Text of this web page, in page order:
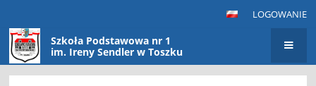
LOGOWANIE
Szkoła Podstawowa nr 1
im. Ireny Sendler w Toszku